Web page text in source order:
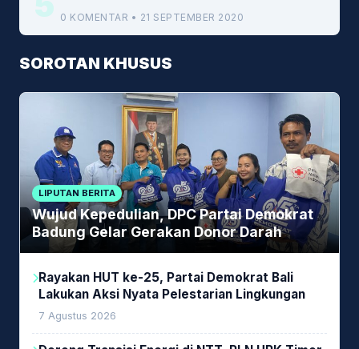
0 KOMENTAR • 21 SEPTEMBER 2020
SOROTAN KHUSUS
LIPUTAN BERITA
Wujud Kepedulian, DPC Partai Demokrat
Badung Gelar Gerakan Donor Darah
Rayakan HUT ke-25, Partai Demokrat Bali
Lakukan Aksi Nyata Pelestarian Lingkungan
7 Agustus 2026